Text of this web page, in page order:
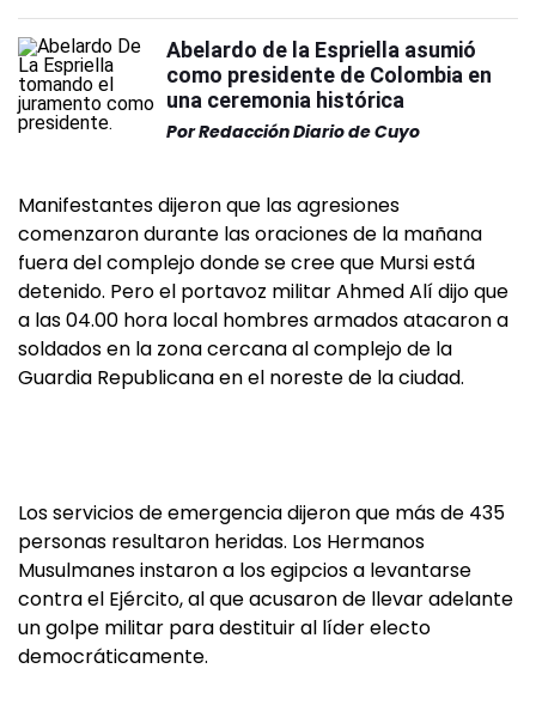
Abelardo de la Espriella asumió
como presidente de Colombia en
una ceremonia histórica
PorRedacción Diario de Cuyo
Manifestantes dijeron que las agresiones
comenzaron durante las oraciones de la mañana
fuera del complejo donde se cree que Mursi está
detenido. Pero el portavoz militar Ahmed Alí dijo que
a las 04.00 hora local hombres armados atacaron a
soldados en la zona cercana al complejo de la
Guardia Republicana en el noreste de la ciudad.
Los servicios de emergencia dijeron que más de 435
personas resultaron heridas. Los Hermanos
Musulmanes instaron a los egipcios a levantarse
contra el Ejército, al que acusaron de llevar adelante
un golpe militar para destituir al líder electo
democráticamente.